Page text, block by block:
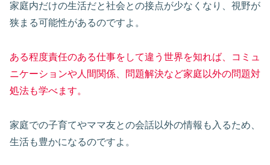
家庭内だけの生活だと社会との接点が少なくなり、視野が
狭まる可能性があるのですよ。
ある程度責任のある仕事をして違う世界を知れば、コミュ
ニケーションや人間関係、問題解決など家庭以外の問題対
処法も学べます。
家庭での子育てやママ友との会話以外の情報も入るため、
生活も豊かになるのですよ。